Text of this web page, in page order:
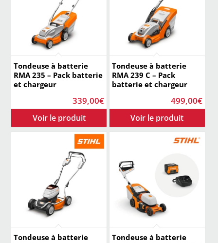
Tondeuse à batterie
RMA 235 – Pack batterie
et chargeur
339,00€
Tondeuse à batterie
RMA 239 C – Pack
batterie et chargeur
499,00€
Tondeuse à batterie
Tondeuse à batterie